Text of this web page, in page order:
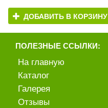
ДОБАВИТЬ В КОРЗИНУ
ПОЛЕЗНЫЕ ССЫЛКИ:
На главную
Каталог
Галерея
Отзывы